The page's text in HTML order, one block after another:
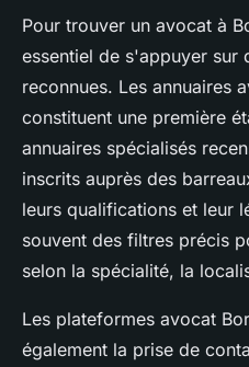
Pour trouver un avocat à
essentiel de s'appuyer sur
reconnues. Les annuaires
constituent une première
annuaires spécialisés
inscrits auprès des
leurs qualifications et leur
souvent des filtres précis
selon la spécialité, la
Les plateformes avocat
également la prise de